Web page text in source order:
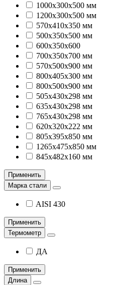
1000х300х500 мм
1200х300х500 мм
570х410х350 мм
500x350x500 мм
600х350х600
700х350х700 мм
570х500х900 мм
800х405х300 мм
800х500х900 мм
505х430х298 мм
635х430х298 мм
765х430х298 мм
620х320х222 мм
805х395х850 мм
1265х475х850 мм
845х482х160 мм
Применить
Марка стали
AISI 430
Применить
Термометр
ДА
Применить
Длина